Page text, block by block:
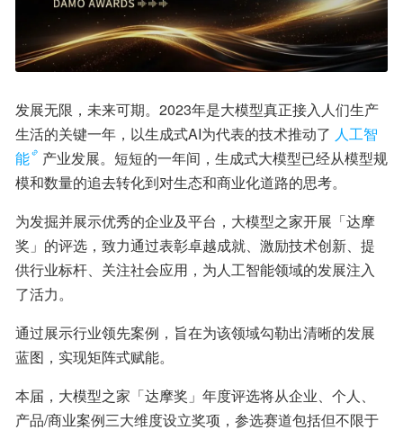
发展无限，未来可期。2023年是大模型真正接入人们生产
生活的关键一年，以生成式AI为代表的技术推动了 人工智
能
产业发展。短短的一年间，生成式大模型已经从模型规
模和数量的追去转化到对生态和商业化道路的思考。
为发掘并展示优秀的企业及平台，大模型之家开展「达摩
奖」的评选，致力通过表彰卓越成就、激励技术创新、提
供行业标杆、关注社会应用，为人工智能领域的发展注入
了活力。
通过展示行业领先案例，旨在为该领域勾勒出清晰的发展
蓝图，实现矩阵式赋能。
本届，大模型之家「达摩奖」年度评选将从企业、个人、
产品/商业案例三大维度设立奖项，参选赛道包括但不限于